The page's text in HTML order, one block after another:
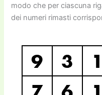
modo che per ciascuna
dei numeri rimasti